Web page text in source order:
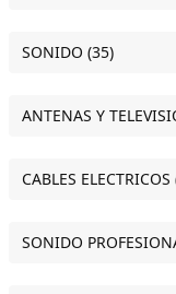
SONIDO (35)
ANTENAS Y
CABLES ELECTRICOS
SONIDO